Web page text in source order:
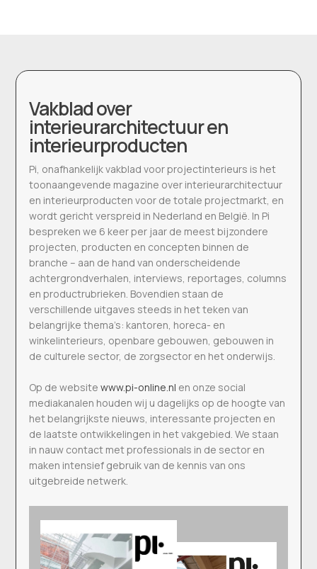
Vakblad over
interieurarchitectuur en
interieurproducten
Pi, onafhankelijk vakblad voor projectinterieurs is het
toonaangevende magazine over interieurarchitectuur
en interieurproducten voor de totale projectmarkt, en
wordt gericht verspreid in Nederland en België. In Pi
bespreken we 6 keer per jaar de meest bijzondere
projecten, producten en concepten binnen de
branche – aan de hand van onderscheidende
achtergrondverhalen, interviews, reportages, columns
en productrubrieken. Bovendien staan de
verschillende uitgaves steeds in het teken van
belangrijke thema’s: kantoren, horeca- en
winkelinterieurs, openbare gebouwen, gebouwen in
de culturele sector, de zorgsector en het onderwijs.
Op de websitewww.pi-online.nl en onze social
mediakanalen houden wij u dagelijks op de hoogte van
het belangrijkste nieuws, interessante projecten en
de laatste ontwikkelingen in het vakgebied. We staan
in nauw contact met professionals in de sector en
maken intensief gebruik van de kennis van ons
uitgebreide netwerk.